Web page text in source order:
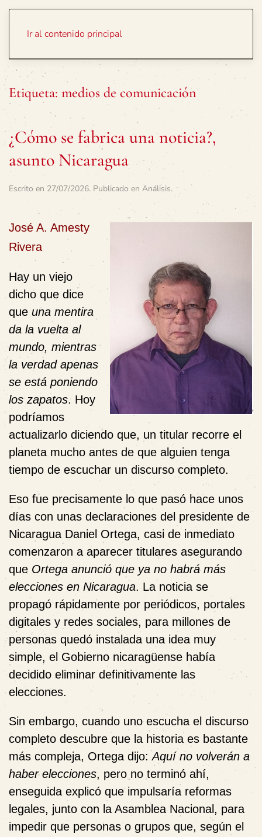
Ir al contenido principal
Etiqueta: medios de comunicación
¿Cómo se fabrica una noticia?,
asunto Nicaragua
Escrito en 27/07/2026. Publicado en Análisis.
José A. Amesty
Rivera
Hay un viejo
dicho que dice
que una mentira
da la vuelta al
mundo, mientras
la verdad apenas
se está poniendo
los zapatos. Hoy
podríamos
actualizarlo diciendo que, un titular recorre el
planeta mucho antes de que alguien tenga
tiempo de escuchar un discurso completo.
Eso fue precisamente lo que pasó hace unos
días con unas declaraciones del presidente de
Nicaragua Daniel Ortega, casi de inmediato
comenzaron a aparecer titulares asegurando
que Ortega anunció que ya no habrá más
elecciones en Nicaragua. La noticia se
propagó rápidamente por periódicos, portales
digitales y redes sociales, para millones de
personas quedó instalada una idea muy
simple, el Gobierno nicaragüense había
decidido eliminar definitivamente las
elecciones.
Sin embargo, cuando uno escucha el discurso
completo descubre que la historia es bastante
más compleja, Ortega dijo:Aquí no volverán a
haber elecciones, pero no terminó ahí,
enseguida explicó que impulsaría reformas
legales, junto con la Asamblea Nacional, para
impedir que personas o grupos que, según el